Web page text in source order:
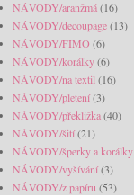
NÁVODY/aranžmá(16)
NÁVODY/decoupage(13)
NÁVODY/FIMO (6)
NÁVODY/korálky(6)
NÁVODY/na textil (16)
NÁVODY/pletení(3)
NÁVODY/překližka(40)
NÁVODY/šití(21)
NÁVODY/šperky a korálky
NÁVODY/vyšívání(3)
NÁVODY/z papíru (53)